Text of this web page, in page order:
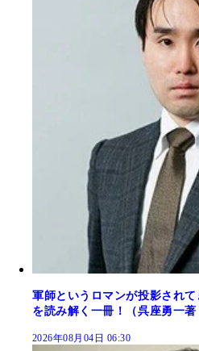
軍師というロマンが投影され
を読み解く一冊！（呉座勇一著
2026年08月04日 06:30